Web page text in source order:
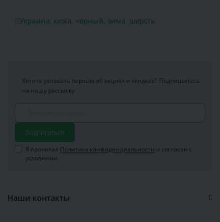
Украина, кожа, черный, зима, шерсть
Хотите узнавать первым об акциях и скидках? Подпишитесь
на нашу рассылку
Подписаться
Я прочитал Политика конфиденциальности и согласен с
условиями
Наши контакты